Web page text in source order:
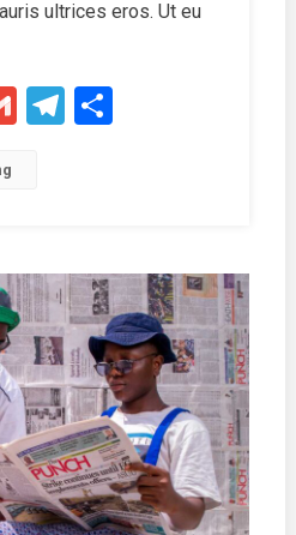
ultrices eros. Ut eu
GmailTelegram
Share